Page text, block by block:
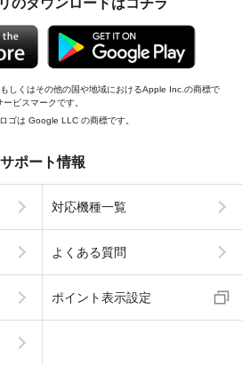
しくはその他の国や地域におけるApple Inc.の商標で
ビスマークです。
ゴは Google LLC の商標です。
サポート情報
対応機種一覧
よくある質問
ポイント表示設定